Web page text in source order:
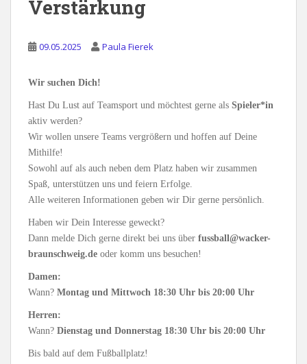
Verstärkung
09.05.2025 Paula Fierek
Wir suchen Dich!
Hast Du Lust auf Teamsport und möchtest gerne als Spieler*in
aktiv werden?
Wir wollen unsere Teams vergrößern und hoffen auf Deine
Mithilfe!
Sowohl auf als auch neben dem Platz haben wir zusammen
Spaß, unterstützen uns und feiern Erfolge.
Alle weiteren Informationen geben wir Dir gerne persönlich.
Haben wir Dein Interesse geweckt?
Dann melde Dich gerne direkt bei uns über fussball@wacker-
braunschweig.de oder komm uns besuchen!
Damen:
Wann? Montag und Mittwoch 18:30 Uhr bis 20:00 Uhr
Herren:
Wann? Dienstag und Donnerstag 18:30 Uhr bis 20:00 Uhr
Bis bald auf dem Fußballplatz!